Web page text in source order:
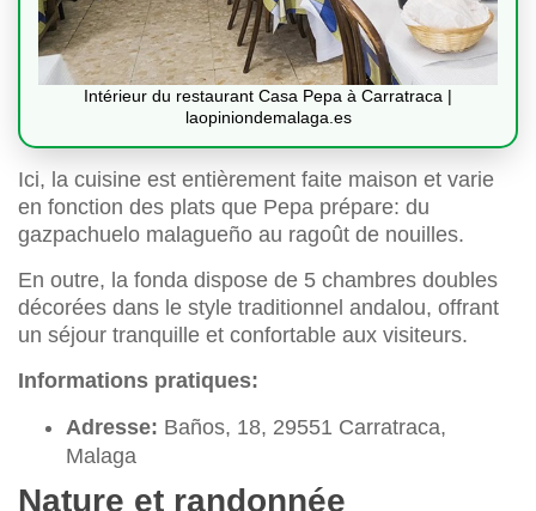
Intérieur du restaurant Casa Pepa à Carratraca |
laopiniondemalaga.es
Ici, la cuisine est entièrement faite maison et varie
en fonction des plats que Pepa prépare: du
gazpachuelo malagueño au ragoût de nouilles.
En outre, la fonda dispose de 5 chambres doubles
décorées dans le style traditionnel andalou, offrant
un séjour tranquille et confortable aux visiteurs.
Informations pratiques:
Adresse: Baños, 18, 29551 Carratraca,
Malaga
Nature et randonnée